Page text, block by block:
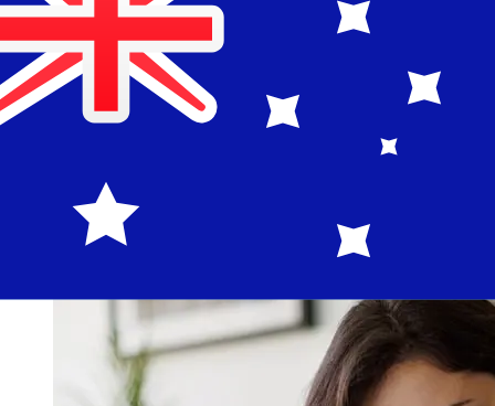
Los tiempos de entrega para transferencias
internacionales con National Bank of Greece de Países
Miembros del Euro a Australia varían según el método
de pago y el momento de la transacción. Normalmente,
las transferencias bancarias internacionales tardan
entre 1 y 5 días laborables. Factores como los festivos
afectar la entrega. Comprueba los tiempos límite de
National Bank of Greece S.Apara evitar retrasos.